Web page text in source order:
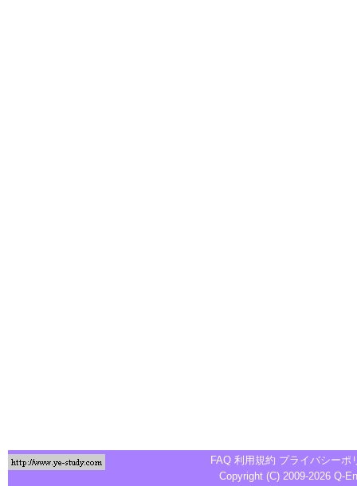
FAQ 利用規約 プライバシーポ
Copyright (C) 2009-2026 Q-